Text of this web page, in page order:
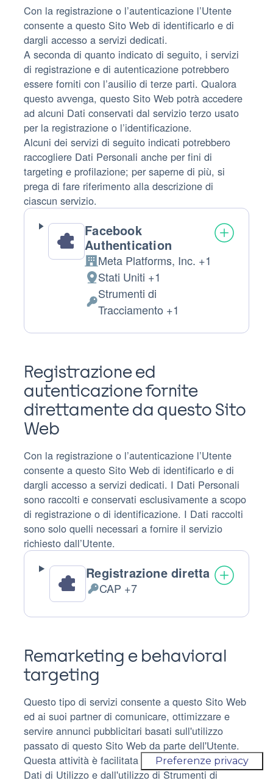
Con la registrazione o l’autenticazione l’Utente
consente a questo Sito Web di identificarlo e di
dargli accesso a servizi dedicati.
A seconda di quanto indicato di seguito, i servizi
di registrazione e di autenticazione potrebbero
essere forniti con l’ausilio di terze parti. Qualora
questo avvenga, questo Sito Web potrà accedere
ad alcuni Dati conservati dal servizio terzo usato
per la registrazione o l’identificazione.
Alcuni dei servizi di seguito indicati potrebbero
raccogliere Dati Personali anche per fini di
targeting e profilazione; per saperne di più, si
prega di fare riferimento alla descrizione di
ciascun servizio.
Facebook
Authentication
Azienda:
Meta Platforms, Inc. +1
Luogo
del
trattamento:
Stati Uniti +1
Dati
Strumenti di
Tracciamento +1
Registrazione ed
autenticazione fornite
direttamente da questo Sito
Web
Con la registrazione o l’autenticazione l’Utente
consente a questo Sito Web di identificarlo e di
dargli accesso a servizi dedicati. I Dati Personali
sono raccolti e conservati esclusivamente a scopo
di registrazione o di identificazione. I Dati raccolti
sono solo quelli necessari a fornire il servizio
richiesto dall’Utente.
Registrazione diretta
DatiCAP +7
Remarketing e behavioral
targeting
Questo tipo di servizi consente a questo Sito Web
ed ai suoi partner di comunicare, ottimizzare e
servire annunci pubblicitari basati sull'utilizzo
passato di questo Sito Web da parte dell'Utente.
Questa attività è facilitata dal tracciamento dei
Dati di Utilizzo e dall'utilizzo di Strumenti di